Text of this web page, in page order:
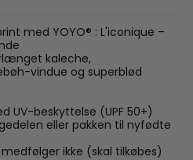
med YOYO® : L'iconique –
kaleche,
vindue og superblød
UV-beskyttelse (UPF 50+)
eller pakken til nyfødte
ikke (skal tilkøbes)